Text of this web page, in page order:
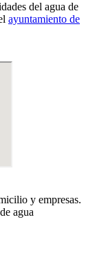
del agua de
ayuntamiento de
y empresas.
agua